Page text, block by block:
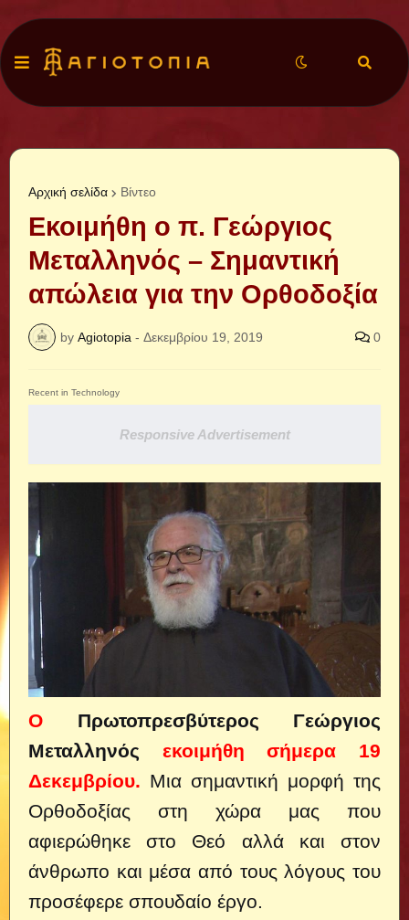
Αρχική σελίδα Βίντεο
Εκοιμήθη ο π. Γεώργιος
Μεταλληνός – Σημαντική
απώλεια για την Ορθοδοξία
by Agiotopia - Δεκεμβρίου 19, 2019 0
Recent in Technology
Responsive Advertisement
Ο Πρωτοπρεσβύτερος Γεώργιος
Μεταλληνός εκοιμήθη σήμερα 19
Δεκεμβρίου. Μια σημαντική μορφή της
Ορθοδοξίας στη χώρα μας που
αφιερώθηκε στο Θεό αλλά και στον
άνθρωπο και μέσα από τους λόγους του
προσέφερε σπουδαίο έργο.